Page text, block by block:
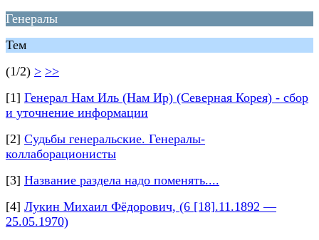
Генералы
Тем
(1/2) > >>
[1] Генерал Нам Иль (Нам Ир) (Северная Корея) - сбор
и уточнение информации
[2] Судьбы генеральские. Генералы-
коллаборационисты
[3] Название раздела надо поменять....
[4] Лукин Михаил Фёдорович, (6 [18].11.1892 —
25.05.1970)